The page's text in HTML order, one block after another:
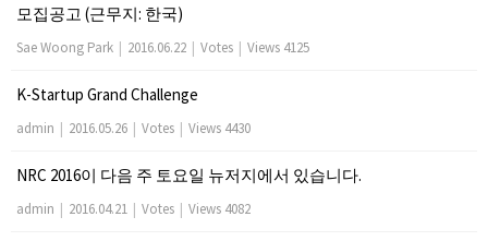
모집공고 (근무지: 한국)
Sae Woong Park | 2016.06.22 | Votes | Views 4125
K-Startup Grand Challenge
admin | 2016.05.26 | Votes | Views 4430
NRC 2016이 다음 주 토요일 뉴저지에서 있습니다.
admin | 2016.04.21 | Votes | Views 4082